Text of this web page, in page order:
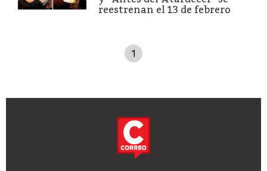
reestrenan el 13 de febrero
1